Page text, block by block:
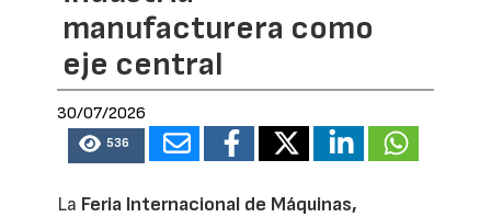
manufacturera como
eje central
30/07/2026
536
La Feria Internacional de Máquinas,